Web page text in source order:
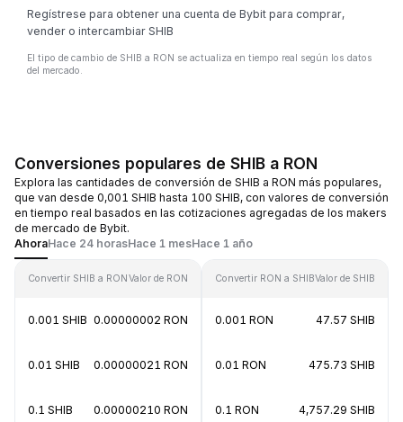
Regístrese para obtener una cuenta de Bybit para comprar,
vender o intercambiar SHIB
El tipo de cambio de SHIB a RON se actualiza en tiempo real según los datos
del mercado.
Conversiones populares de SHIB a RON
Explora las cantidades de conversión de SHIB a RON más populares,
que van desde 0,001 SHIB hasta 100 SHIB, con valores de conversión
en tiempo real basados en las cotizaciones agregadas de los makers
de mercado de Bybit.
AhoraHace 24 horasHace 1 mesHace 1 año
Convertir SHIB a RONValor de RON
0.001 SHIB 0.00000002 RON
0.01 SHIB 0.00000021 RON
0.1 SHIB 0.00000210 RON
Convertir RON a SHIBValor de SHIB
0.001 RON 47.57 SHIB
0.01 RON 475.73 SHIB
0.1 RON 4,757.29 SHIB